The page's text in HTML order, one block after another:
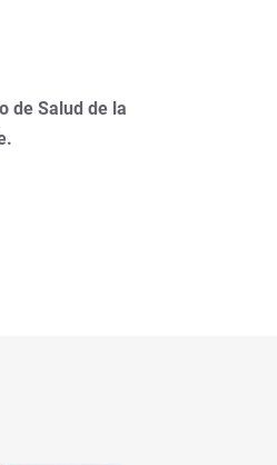
de Salud de la